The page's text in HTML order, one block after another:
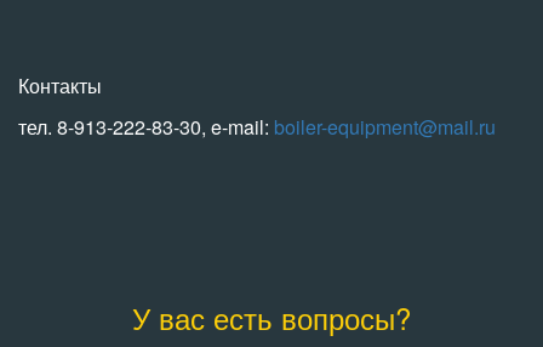
Контакты
тел. 8-913-222-83-30, e-mail: boiler-equipment@mail.ru
У вас есть вопросы?